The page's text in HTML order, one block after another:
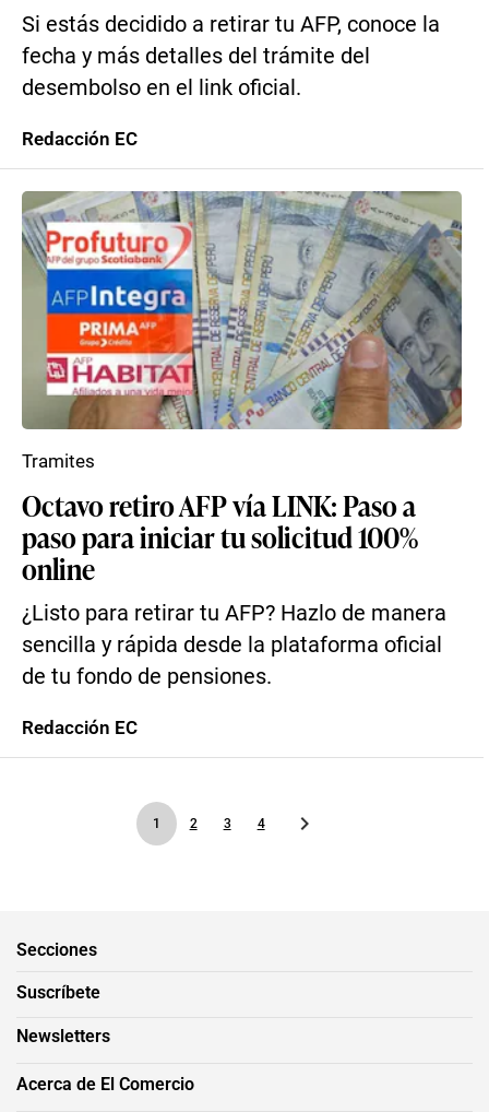
Si estás decidido a retirar tu AFP, conoce la
fecha y más detalles del trámite del
desembolso en el link oficial.
Redacción EC
Octavo retiro AFP vía LINK: Paso a
paso para iniciar tu solicitud 100%
online
¿Listo para retirar tu AFP? Hazlo de manera
sencilla y rápida desde la plataforma oficial
de tu fondo de pensiones.
Tramites
Redacción EC
1 2 3 4
Secciones
Suscríbete
Newsletters
Acerca de El Comercio